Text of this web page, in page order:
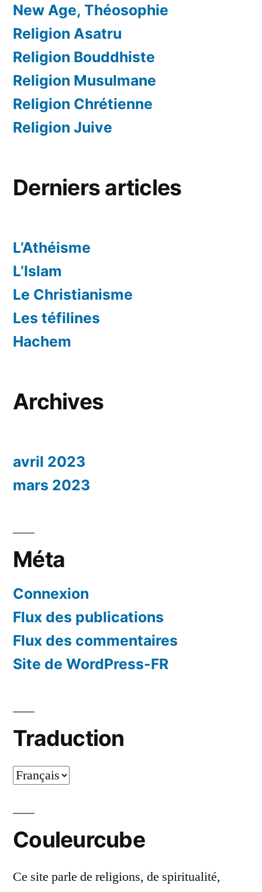
New Age, Théosophie
Religion Asatru
Religion Bouddhiste
Religion Musulmane
Religion Chrétienne
Religion Juive
Derniers articles
L’Athéisme
L’Islam
Le Christianisme
Les téfilines
Hachem
Archives
avril 2023
mars 2023
Méta
Connexion
Flux des publications
Flux des commentaires
Site de WordPress-FR
Traduction
Traduction
Couleurcube
Ce site parle de religions, de spiritualité,